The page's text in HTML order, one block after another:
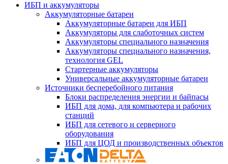
ИБП и аккумуляторы
Аккумуляторные батареи
Аккумуляторные батареи для ИБП
Аккумуляторы для слаботочных систем
Аккумуляторы специального назначения
Аккумуляторы специального назначения,
технология GEL
Стартерные аккумуляторы
Универсальные аккумуляторные батареи
Источники бесперебойного питания
Блоки распределения энергии и байпасы
ИБП для дома, для компьютера и рабочих
станций
ИБП для сетевого и серверного
оборудования
ИБП для ЦОД и производственных объектов